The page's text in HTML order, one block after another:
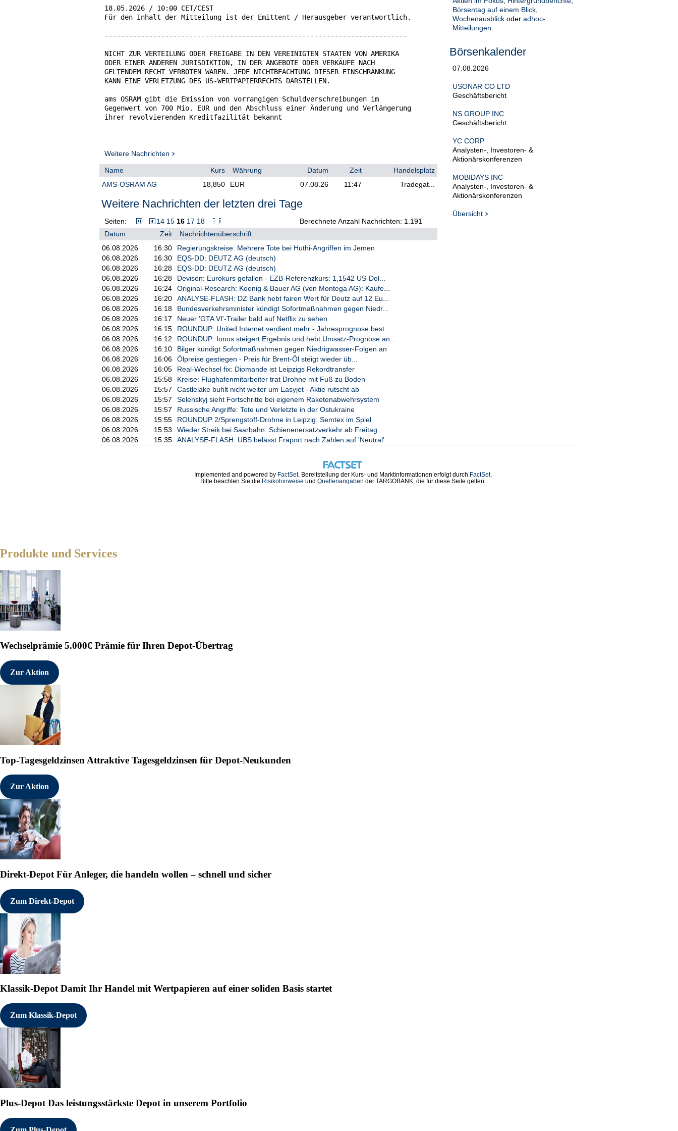
Weitere Nachrichten
Name Kurs Währung Datum Zeit
Handelsplatz
AMS-OSRAM AG
18,850 EUR 07.08.26 11:47 Tradegat...
Weitere Nachrichten der letzten drei Tage
Seiten: 14 15 16 17 18
Berechnete Anzahl Nachrichten: 1.191
Datum
Zeit
Nachrichtenüberschrift
06.08.2026
16:30
Regierungskreise: Mehrere Tote bei Huthi-Angriffen im Jemen
06.08.2026
16:30
EQS-DD: DEUTZ AG (deutsch)
06.08.2026
16:28
EQS-DD: DEUTZ AG (deutsch)
06.08.2026
16:28
Devisen: Eurokurs gefallen - EZB-Referenzkurs: 1,1542 US-Dol...
06.08.2026
16:24
Original-Research: Koenig & Bauer AG (von Montega AG): Kaufe...
06.08.2026
16:20
ANALYSE-FLASH: DZ Bank hebt fairen Wert für Deutz auf 12 Eu...
06.08.2026
16:18
Bundesverkehrsminister kündigt Sofortmaßnahmen gegen Niedr...
06.08.2026
16:17
Neuer 'GTA VI'-Trailer bald auf Netflix zu sehen
06.08.2026
16:15
ROUNDUP: United Internet verdient mehr - Jahresprognose best...
06.08.2026
16:12
ROUNDUP: Ionos steigert Ergebnis und hebt Umsatz-Prognose an...
06.08.2026
16:10
Bilger kündigt Sofortmaßnahmen gegen Niedrigwasser-Folgen an
06.08.2026
16:06
Ölpreise gestiegen - Preis für Brent-Öl steigt wieder üb...
06.08.2026
16:05
Real-Wechsel fix: Diomande ist Leipzigs Rekordtransfer
06.08.2026
15:58
Kreise: Flughafenmitarbeiter trat Drohne mit Fuß zu Boden
06.08.2026
15:57
Castlelake buhlt nicht weiter um Easyjet - Aktie rutscht ab
06.08.2026
15:57
Selenskyj sieht Fortschritte bei eigenem Raketenabwehrsystem
06.08.2026
15:57
Russische Angriffe: Tote und Verletzte in der Ostukraine
06.08.2026
15:55
ROUNDUP 2/Sprengstoff-Drohne in Leipzig: Semtex im Spiel
06.08.2026
15:53
Wieder Streik bei Saarbahn: Schienenersatzverkehr ab Freitag
06.08.2026
15:35 ANALYSE-FLASH: UBS belässt Fraport nach Zahlen auf 'Neutral'
Börsentag auf einem Blick
Wochenausblick oder adhoc-
Mitteilungen
Börsenkalender
07.08.2026
USONAR CO LTD
Geschäftsbericht
NS GROUP INC
Geschäftsbericht
YC CORP
Analysten-, Investoren- &
Aktionärskonferenzen
MOBIDAYS INC
Analysten-, Investoren- &
Aktionärskonferenzen
Übersicht
Implemented and powered by FactSet. Bereitstellung der Kurs- und Marktinformationen erfolgt durch FactSet.
Bitte beachten Sie die Risikohinweise und Quellenangaben der TARGOBANK, die für diese Seite gelten.
Produkte und Services
Wechselprämie 5.000€ Prämie für Ihren Depot-Übertrag
Zur Aktion
Top-Tagesgeldzinsen Attraktive Tagesgeldzinsen für Depot-Neukunden
Zur Aktion
Direkt-Depot Für Anleger, die handeln wollen – schnell und sicher
Zum Direkt-Depot
Klassik-DepotDamit Ihr Handel mit Wertpapieren auf einer soliden Basis startet
Zum Klassik-Depot
Plus-Depot Das leistungsstärkste Depot in unserem Portfolio